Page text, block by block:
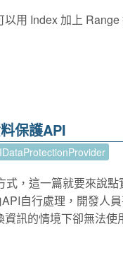
以用 Index 加上
保護API
IDataProtectionProvider
，這一篇就要來說
自行處理，開發人
訊的情境下卻無法